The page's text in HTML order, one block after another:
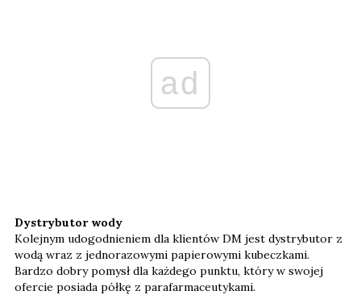
ad
Dystrybutor wody
Kolejnym udogodnieniem dla klientów DM jest dystrybutor z
wodą wraz z jednorazowymi papierowymi kubeczkami.
Bardzo dobry pomysł dla każdego punktu, który w swojej
ofercie posiada półkę z parafarmaceutykami.